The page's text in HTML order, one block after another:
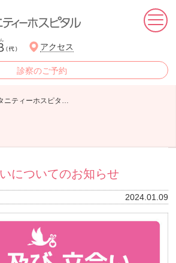
アクセス
診察のご予約
ホーム
産婦人科
生殖医療婦人科
リトルストークよこた
医療理念
ーホスピタルからのお知らせ
についてのお知らせ
2024.01.09